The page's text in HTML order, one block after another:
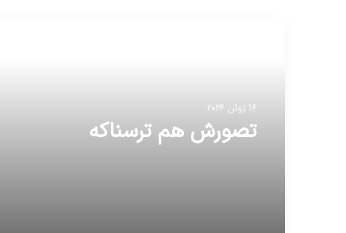
16 ژوئن 2026
تصورش هم ترسناکه